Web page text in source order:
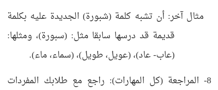
مثال آخر: أن تشبه كلمة (شبورة) الجديدة عليه بكلمة
قديمة قد درسها سابقا مثل: (سبورة)، ومثلها:
(عاب- عاد)، (عويل، طويل)، (سماء، ماء).
8- المراجعة (كل المهارات): راجع مع طلابك المفردات